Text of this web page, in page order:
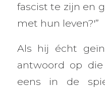
fascist te zijn en
met hun leven?'”
Als hij écht
antwoord op
eens in de